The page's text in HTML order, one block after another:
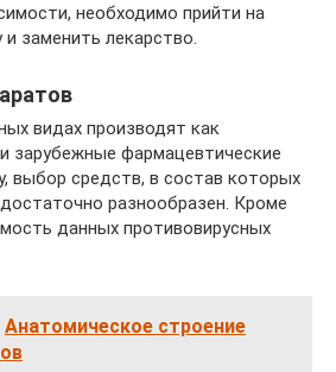
необходимо прийти на
заменить лекарство.
видах производят как
зарубежные фармацевтические
выбор средств, в состав которых
разнообразен. Кроме
данных противовирусных
Анатомическое строение